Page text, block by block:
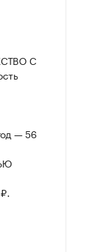
С
— 56